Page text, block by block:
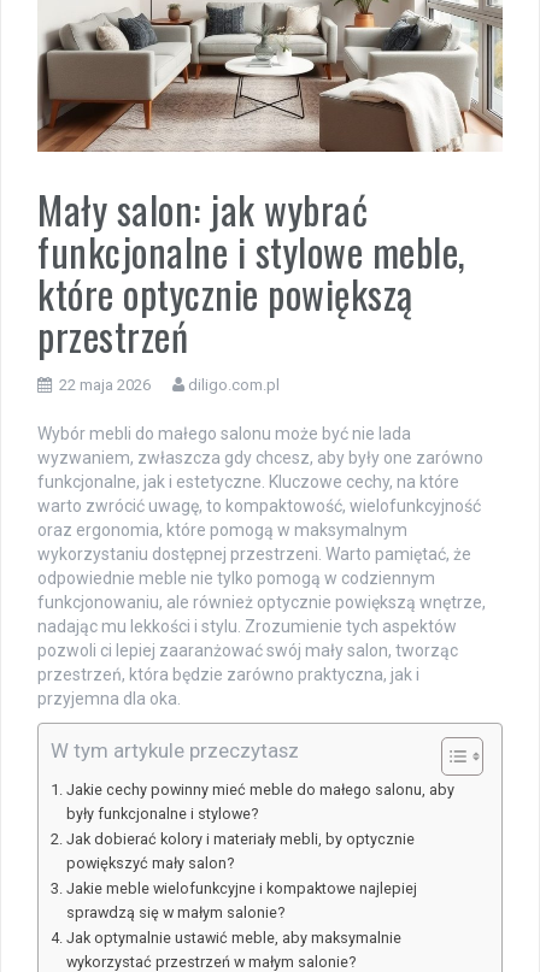
Mały salon: jak wybrać
funkcjonalne i stylowe meble,
które optycznie powiększą
przestrzeń
22 maja 2026 diligo.com.pl
Wybór mebli do małego salonu może być nie lada
wyzwaniem, zwłaszcza gdy chcesz, aby były one zarówno
funkcjonalne, jak i estetyczne. Kluczowe cechy, na które
warto zwrócić uwagę, to kompaktowość, wielofunkcyjność
oraz ergonomia, które pomogą w maksymalnym
wykorzystaniu dostępnej przestrzeni. Warto pamiętać, że
odpowiednie meble nie tylko pomogą w codziennym
funkcjonowaniu, ale również optycznie powiększą wnętrze,
nadając mu lekkości i stylu. Zrozumienie tych aspektów
pozwoli ci lepiej zaaranżować swój mały salon, tworząc
przestrzeń, która będzie zarówno praktyczna, jak i
przyjemna dla oka.
W tym artykule przeczytasz
Jakie cechy powinny mieć meble do małego salonu, aby
były funkcjonalne i stylowe?
Jak dobierać kolory i materiały mebli, by optycznie
powiększyć mały salon?
Jakie meble wielofunkcyjne i kompaktowe najlepiej
sprawdzą się w małym salonie?
Jak optymalnie ustawić meble, aby maksymalnie
wykorzystać przestrzeń w małym salonie?